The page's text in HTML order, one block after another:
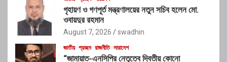
গৃহায়ণ ও গণপূর্ত মন্ত্রণালয়ের নতুন সচিব হলেন মো.
ওবায়দুর রহমান
August 7, 2026 swadhin
জাতীয় প্রচ্ছদ রাজনীতি সারাদেশ
“জামায়াত-এনসিপির নেতৃত্বে দ্বিতীয় কোনো